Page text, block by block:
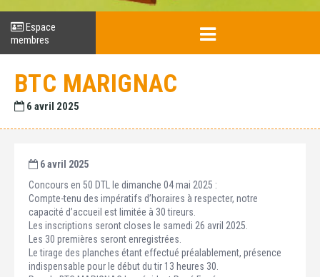
Espace
membres
BTC MARIGNAC
6 avril 2025
6 avril 2025
Concours en 50 DTL le dimanche 04 mai 2025 :
Compte-tenu des impératifs d’horaires à respecter, notre
capacité d’accueil est limitée à 30 tireurs.
Les inscriptions seront closes le samedi 26 avril 2025.
Les 30 premières seront enregistrées.
Le tirage des planches étant effectué préalablement, présence
indispensable pour le début du tir 13 heures 30.